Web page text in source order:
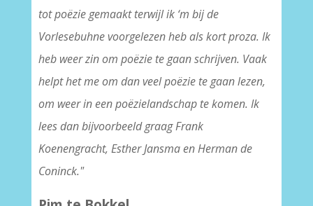
tot poëzie gemaakt terwijl ik ‘m bij de
Vorlesebuhne voorgelezen heb als kort proza. Ik
heb weer zin om poëzie te gaan schrijven. Vaak
helpt het me om dan veel poëzie te gaan lezen,
om weer in een poëzielandschap te komen. Ik
lees dan bijvoorbeeld graag Frank
Koenengracht, Esther Jansma en Herman de
Coninck."